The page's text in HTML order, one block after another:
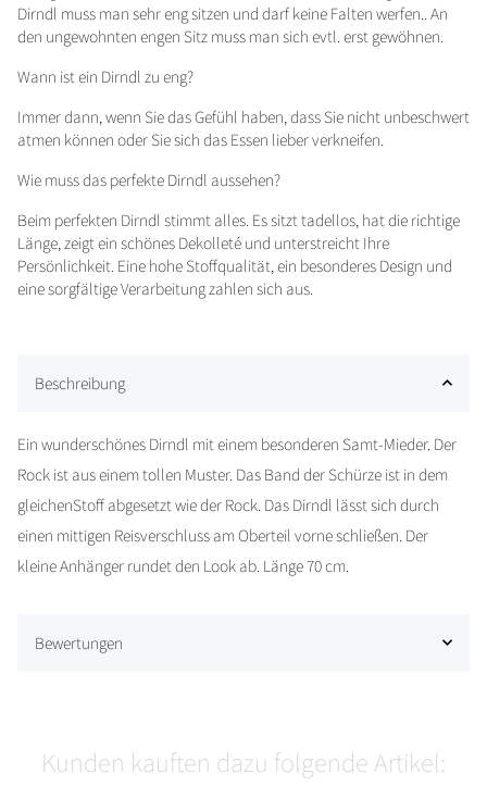
Dirndl muss man sehr eng sitzen und darf keine Falten werfen.. An
den ungewohnten engen Sitz muss man sich evtl. erst gewöhnen.
Wann ist ein Dirndl zu eng?
Immer dann, wenn Sie das Gefühl haben, dass Sie nicht unbeschwert
atmen können oder Sie sich das Essen lieber verkneifen.
Wie muss das perfekte Dirndl aussehen?
Beim perfekten Dirndl stimmt alles. Es sitzt tadellos, hat die richtige
Länge, zeigt ein schönes Dekolleté und unterstreicht Ihre
Persönlichkeit. Eine hohe Stoffqualität, ein besonderes Design und
eine sorgfältige Verarbeitung zahlen sich aus.
Beschreibung
Ein wunderschönes Dirndl mit einem besonderen Samt-Mieder. Der
Rock ist aus einem tollen Muster. Das Band der Schürze ist in dem
gleichenStoff abgesetzt wie der Rock. Das Dirndl lässt sich durch
einen mittigen Reisverschluss am Oberteil vorne schließen. Der
kleine Anhänger rundet den Look ab. Länge 70 cm.
Bewertungen
Kunden kauften dazu folgende Artikel: